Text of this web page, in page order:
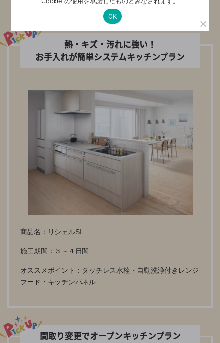
こんなリフォームができます！
熱・キズ・汚れに強い！
お手入れが簡単システムキッチンプラン
商品名：リシェルSI
施工期間：３～４日間
オススメポイント：タッチレス水栓・自動洗浄付きレンジ
フード・キッチンパネル
間取り変更でオープンキッチンプラン
OK